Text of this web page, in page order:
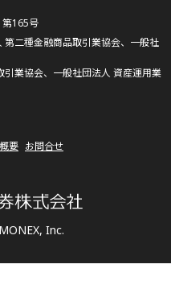
Inc.
165号
第二種金融商品取引業協会、一般社
業協会、一般社団法人 資産運用業
要 お問合せ